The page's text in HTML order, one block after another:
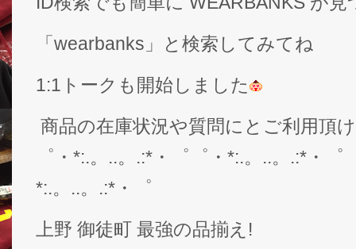
「wearbanks」と検索してみてね
1:1トークも開始しました
商品の在庫状況や質問にとご利用頂
゜・*:.。..。.:*・゜゜・*:.。..。.:*・
*:.。..。.:*・゜
上野 御徒町 最強の品揃え!